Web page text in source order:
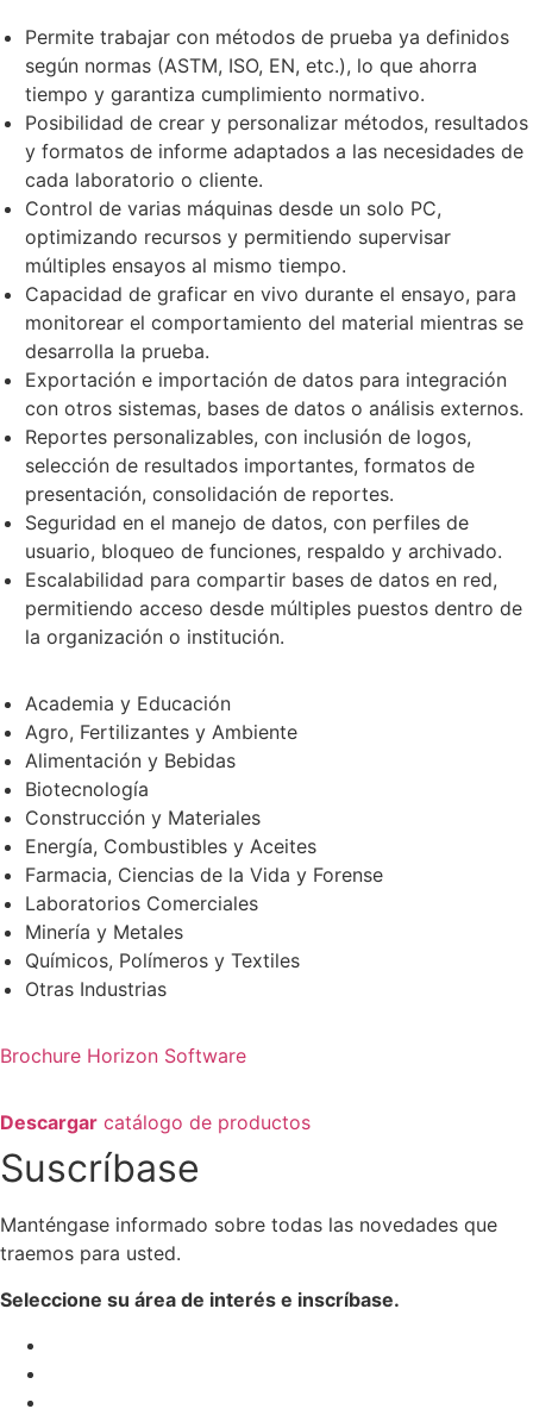
Permite trabajar con métodos de prueba ya definidos
según normas (ASTM, ISO, EN, etc.), lo que ahorra
tiempo y garantiza cumplimiento normativo.
Posibilidad de crear y personalizar métodos, resultados
y formatos de informe adaptados a las necesidades de
cada laboratorio o cliente.
Control de varias máquinas desde un solo PC,
optimizando recursos y permitiendo supervisar
múltiples ensayos al mismo tiempo.
Capacidad de graficar en vivo durante el ensayo, para
monitorear el comportamiento del material mientras se
desarrolla la prueba.
Exportación e importación de datos para integración
con otros sistemas, bases de datos o análisis externos.
Reportes personalizables, con inclusión de logos,
selección de resultados importantes, formatos de
presentación, consolidación de reportes.
Seguridad en el manejo de datos, con perfiles de
usuario, bloqueo de funciones, respaldo y archivado.
Escalabilidad para compartir bases de datos en red,
permitiendo acceso desde múltiples puestos dentro de
la organización o institución.
Academia y Educación
Agro, Fertilizantes y Ambiente
Alimentación y Bebidas
Biotecnología
Construcción y Materiales
Energía, Combustibles y Aceites
Farmacia, Ciencias de la Vida y Forense
Laboratorios Comerciales
Minería y Metales
Químicos, Polímeros y Textiles
Otras Industrias
Brochure Horizon Software
Descargar catálogo de productos
Suscríbase
Manténgase informado sobre todas las novedades que
traemos para usted.
Seleccione su área de interés e inscríbase.